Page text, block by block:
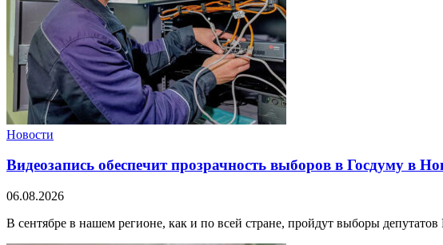
Новости
Видеозапись обеспечит прозрачность выборов в Госдуму в
06.08.2026
В сентябре в нашем регионе, как и по всей стране, пройдут выборы